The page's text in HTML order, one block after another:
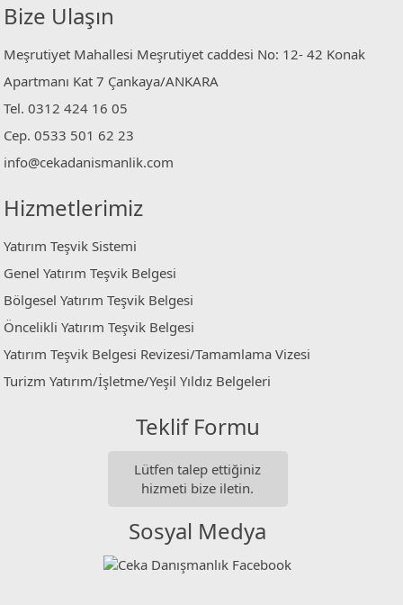
Bize Ulaşın
Meşrutiyet Mahallesi Meşrutiyet caddesi No: 12- 42 Konak
Apartmanı Kat 7 Çankaya/ANKARA
Tel. 0312 424 16 05
Cep. 0533 501 62 23
info@cekadanismanlik.com
Hizmetlerimiz
Yatırım Teşvik Sistemi
Genel Yatırım Teşvik Belgesi
Bölgesel Yatırım Teşvik Belgesi
Öncelikli Yatırım Teşvik Belgesi
Yatırım Teşvik Belgesi Revizesi/Tamamlama Vizesi
Turizm Yatırım/İşletme/Yeşil Yıldız Belgeleri
Teklif Formu
Lütfen talep ettiğiniz
hizmeti bize iletin.
Sosyal Medya